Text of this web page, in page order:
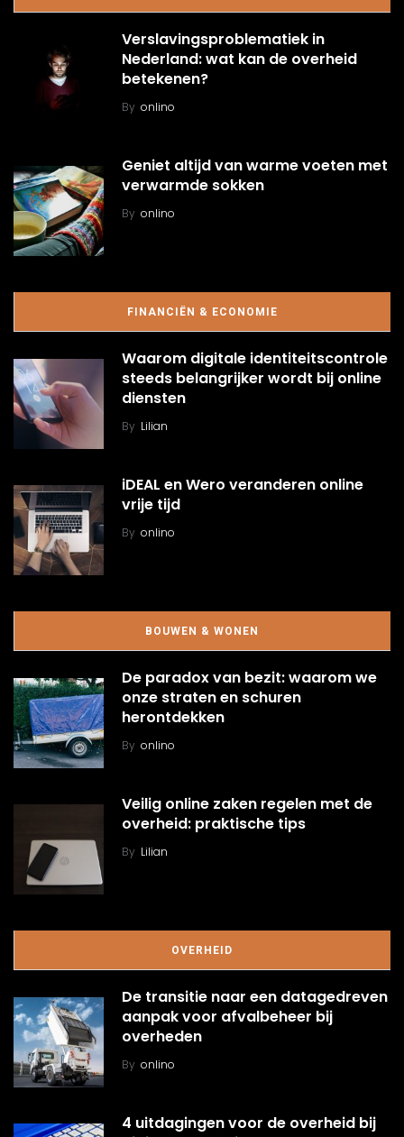
Verslavingsproblematiek in
Nederland: wat kan de overheid
betekenen?
By onlino
Geniet altijd van warme voeten met
verwarmde sokken
By onlino
FINANCIËN & ECONOMIE
Waarom digitale identiteitscontrole
steeds belangrijker wordt bij online
diensten
By Lilian
iDEAL en Wero veranderen online
vrije tijd
By onlino
BOUWEN & WONEN
De paradox van bezit: waarom we
onze straten en schuren
herontdekken
By onlino
Veilig online zaken regelen met de
overheid: praktische tips
By Lilian
OVERHEID
De transitie naar een datagedreven
aanpak voor afvalbeheer bij
overheden
By onlino
4 uitdagingen voor de overheid bij